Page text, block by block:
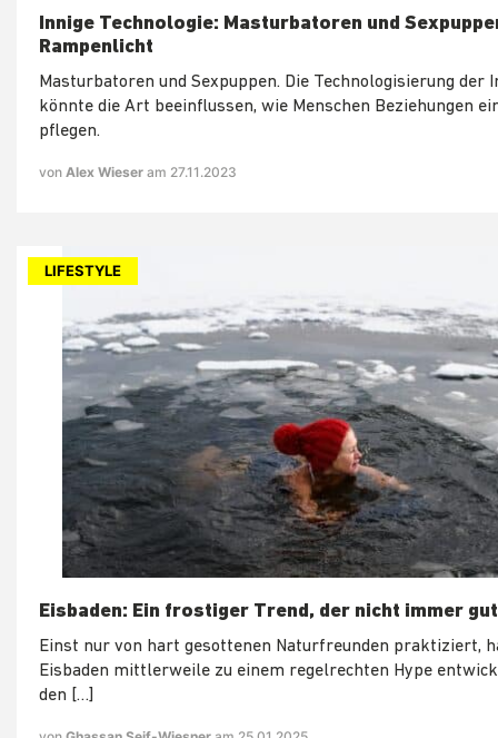
Innige Technologie: Masturbatoren und
Rampenlicht
Masturbatoren und Sexpuppen. Die Technologisierung der
könnte die Art beeinflussen, wie Menschen Beziehungen
pflegen.
von Alex Wieser am 27.11.2023
LIFESTYLE
Eisbaden: Ein frostiger Trend, der nicht immer
Einst nur von hart gesottenen Naturfreunden praktiziert,
Eisbaden mittlerweile zu einem regelrechten Hype
den […]